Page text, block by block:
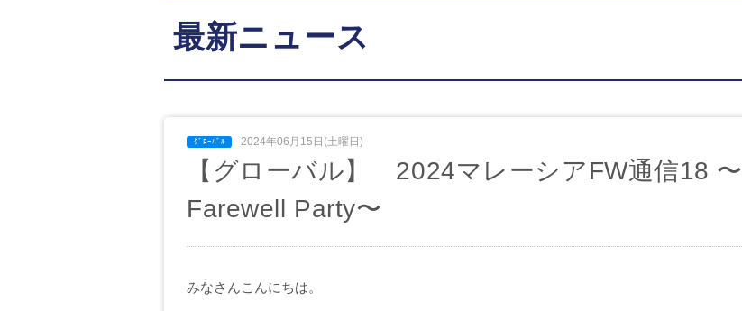
学校案内パンフレット
総合的探究（学習）の時間
制服紹介
桜美会
最新ニュース
2024年06月15日(土曜日)
【グローバル】 2024マレーシアFW通信18 〜
Farewell Party〜
みなさんこんにちは。